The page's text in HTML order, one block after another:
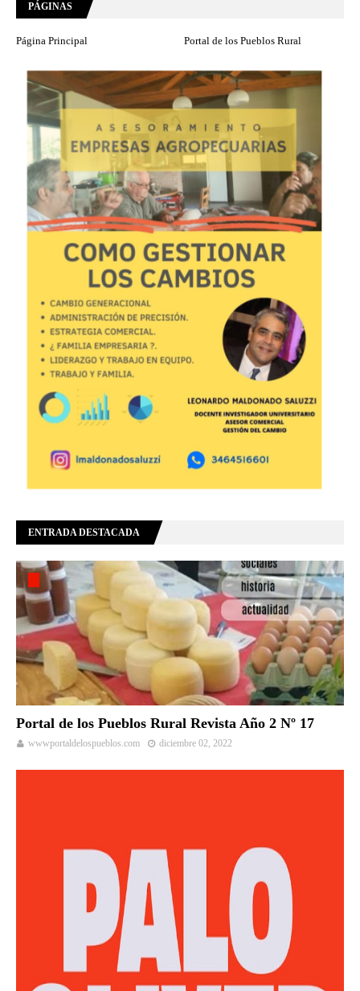
PÁGINAS
Página Principal Portal de los Pueblos Rural
ENTRADA DESTACADA
Portal de los Pueblos Rural Revista Año 2 Nº 17
wwwportaldelospueblos.com diciembre 02, 2022